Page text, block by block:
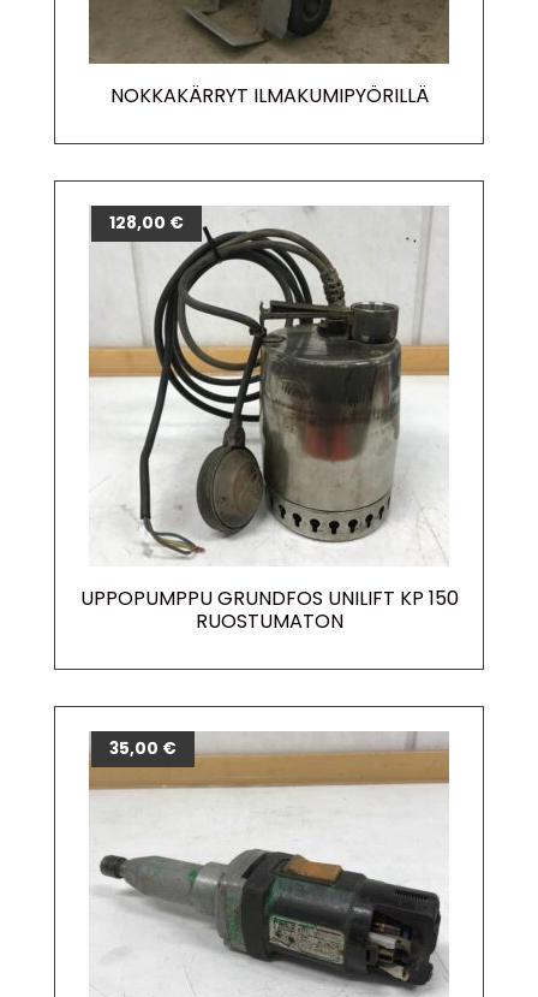
NOKKAKÄRRYT ILMAKUMIPYÖRILLÄ
UPPOPUMPPU GRUNDFOS UNILIFT KP 150
RUOSTUMATON
128,00 €
35,00 €